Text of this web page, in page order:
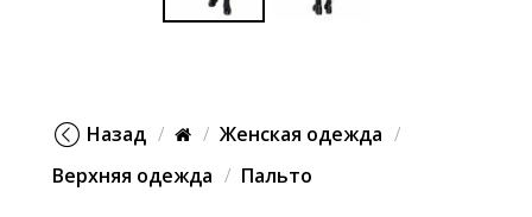
Назад
Женская одежда
Верхняя одежда
Пальто